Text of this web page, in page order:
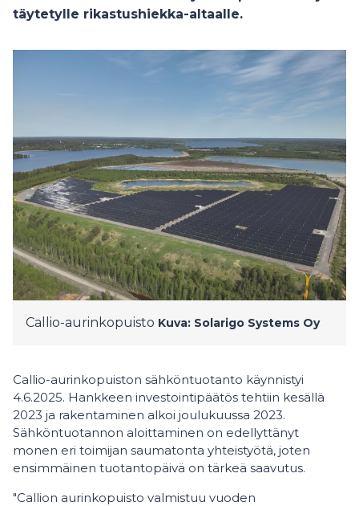
täytetylle rikastushiekka-altaalle.
Callio-aurinkopuisto Kuva: Solarigo Systems Oy
Callio-aurinkopuiston sähköntuotanto käynnistyi
4.6.2025. Hankkeen investointipäätös tehtiin kesällä
2023 ja rakentaminen alkoi joulukuussa 2023.
Sähköntuotannon aloittaminen on edellyttänyt
monen eri toimijan saumatonta yhteistyötä, joten
ensimmäinen tuotantopäivä on tärkeä saavutus.
"Callion aurinkopuisto valmistuu vuoden